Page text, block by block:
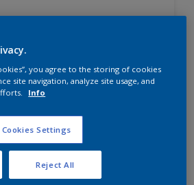
Satin
Extreem kras- en slijtvast
Huidvetresistente zijdeglanslak
you agree to the storing of cookies
site navigation, analyze site usage, and
Info
Cookies Settings
Reject All